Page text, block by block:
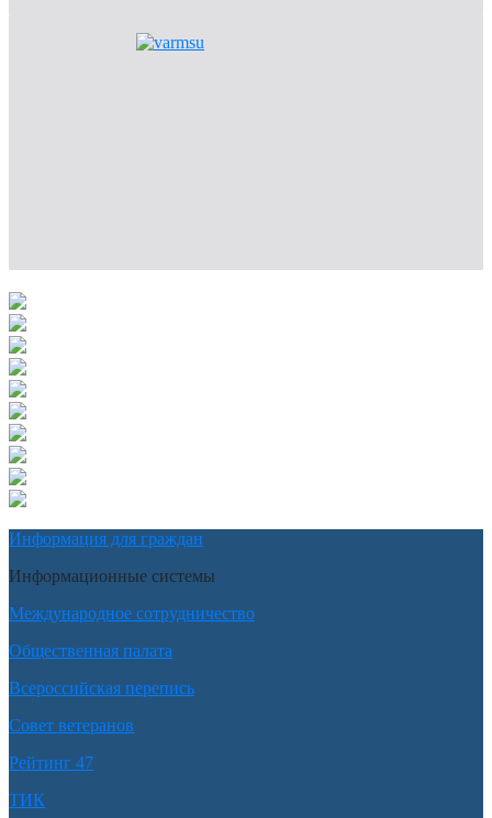
Информация для граждан
Информационные системы
Международное сотрудничество
Общественная палата
Всероссийская перепись
Совет ветеранов
Рейтинг 47
ТИК